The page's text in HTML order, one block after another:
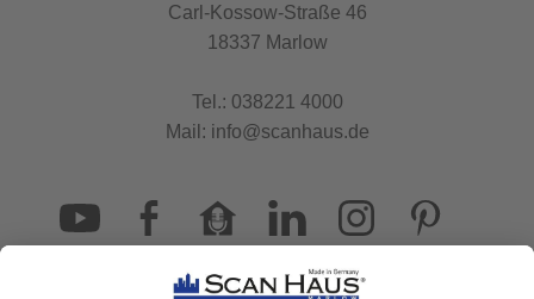
Carl-Kossow-Straße 46
18337 Marlow
Tel.: 038221 4000
Mail: info@scanhaus.de
2203Bewertungen auf ProvenExpert.com